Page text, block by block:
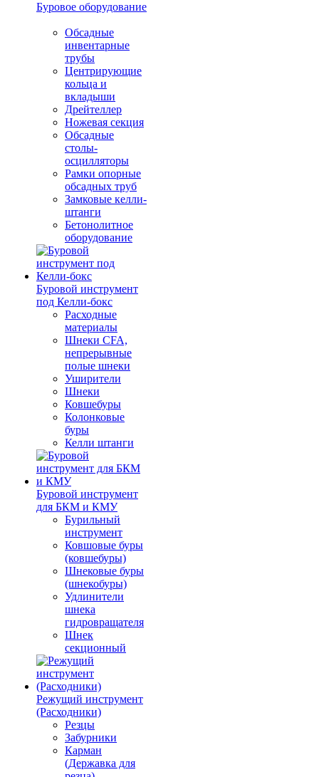
Буровое оборудование
Обсадные
инвентарные
трубы
Центрирующие
кольца и
вкладыши
Дрейтеллер
Ножевая секция
Обсадные
столы-
осцилляторы
Рамки опорные
обсадных труб
Замковые келли-
штанги
Бетонолитное
оборудование
Буровой инструмент
под Келли-бокс
Расходные
материалы
Шнеки CFA,
непрерывные
полые шнеки
Уширители
Шнеки
Ковшебуры
Колонковые
буры
Келли штанги
Буровой инструмент
для БКМ и КМУ
Бурильный
инструмент
Ковшовые буры
(ковшебуры)
Шнековые буры
(шнекобуры)
Удлинители
шнека
гидровращателя
Шнек
секционный
Режущий инструмент
(Расходники)
Резцы
Забурники
Карман
(Державка для